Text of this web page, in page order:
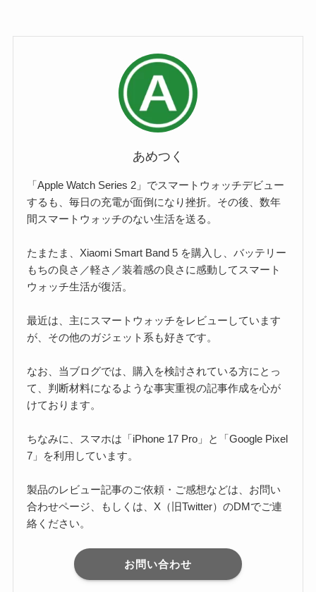
あめつく
「Apple Watch Series 2」でスマートウォッチデビュー
するも、毎日の充電が面倒になり挫折。その後、数年
間スマートウォッチのない生活を送る。
たまたま、Xiaomi Smart Band 5 を購入し、バッテリー
もちの良さ／軽さ／装着感の良さに感動してスマート
ウォッチ生活が復活。
最近は、主にスマートウォッチをレビューしています
が、その他のガジェット系も好きです。
なお、当ブログでは、購入を検討されている方にとっ
て、判断材料になるような事実重視の記事作成を心が
けております。
ちなみに、スマホは「iPhone 17 Pro」と「Google Pixel
7」を利用しています。
製品のレビュー記事のご依頼・ご感想などは、お問い
合わせページ、もしくは、X（旧Twitter）のDMでご連
絡ください。
お問い合わせ